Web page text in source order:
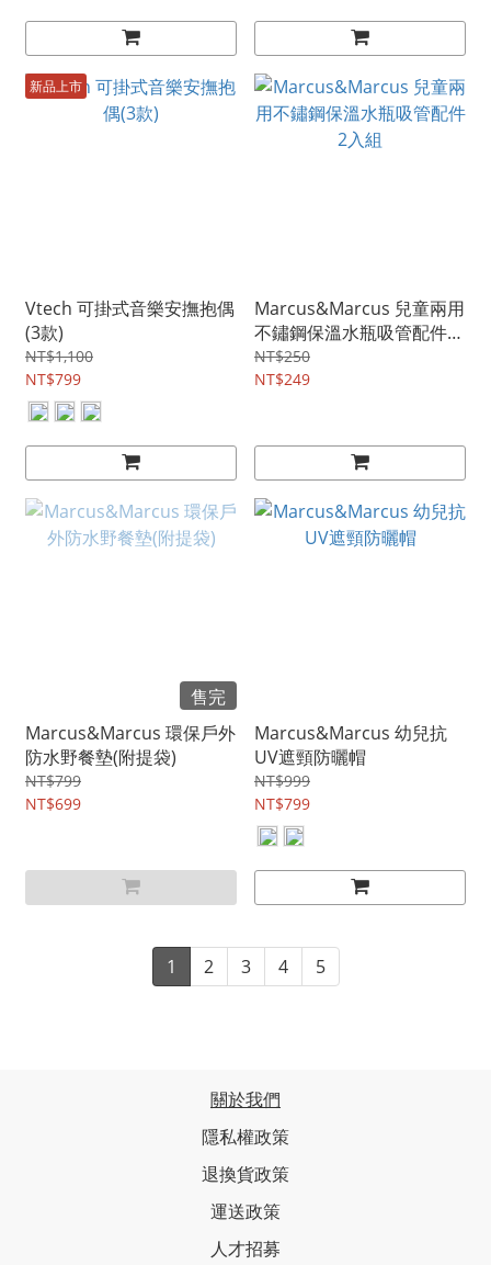
新品上市
Vtech 可掛式音樂安撫抱偶
(3款)
NT$1,100
NT$799
Marcus&Marcus 兒童兩用
不鏽鋼保溫水瓶吸管配件2
入組
NT$250
NT$249
售完
Marcus&Marcus 環保戶外
防水野餐墊(附提袋)
NT$799
NT$699
Marcus&Marcus 幼兒抗
UV遮頸防曬帽
NT$999
NT$799
1 2 3 4 5
關於我們
隱私權政策
退換貨政策
運送政策
人才招募